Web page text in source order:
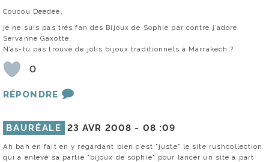
Coucou Deedee,
je ne suis pas trés fan des Bijoux de Sophie par contre j’adore
Servanne Gaxotte.
N’as-tu pas trouvé de jolis bijoux traditionnels à Marrakech ?
0
RÉPONDRE
BAURÉALE 23 AVR 2008 - 08 :09
Ah bah en fait en y regardant bien c’est "juste" le site rushcollection
qui a enlevé sa partie "bijoux de sophie" pour lancer un site à part